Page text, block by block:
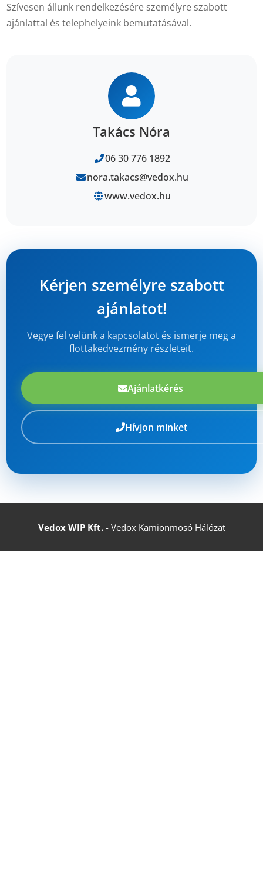
Szívesen állunk rendelkezésére személyre szabott
ajánlattal és telephelyeink bemutatásával.
Takács Nóra
06 30 776 1892
nora.takacs@vedox.hu
www.vedox.hu
Kérjen személyre szabott
ajánlatot!
Vegye fel velünk a kapcsolatot és ismerje meg a
flottakedvezmény részleteit.
Ajánlatkérés
Hívjon minket
Vedox WIP Kft.- Vedox Kamionmosó Hálózat